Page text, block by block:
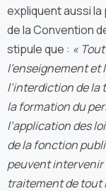
expliquent aussi la
de la Convention
stipule que : «
l’enseignement
l’interdiction de
la formation du
l’application des
de la fonction
peuvent intervenir
traitement de tout